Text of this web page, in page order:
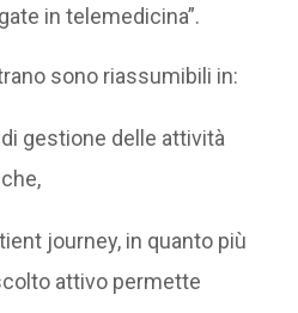
in telemedicina”.
sono riassumibili in:
gestione delle attività
journey, in quanto più
attivo permette